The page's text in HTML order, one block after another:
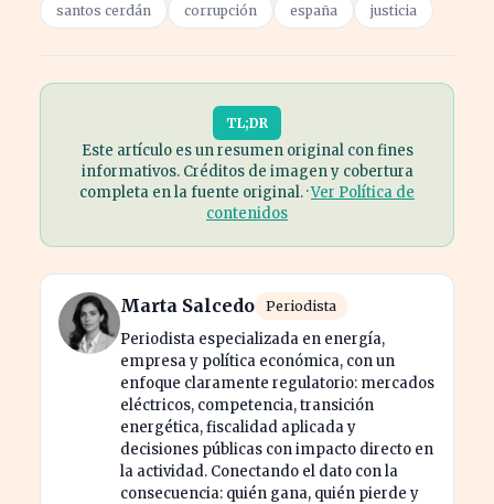
santos cerdán corrupción españa justicia
TL;DR
Este artículo es un resumen original con fines
informativos. Créditos de imagen y cobertura
completa en la fuente original. ·Ver Política de
contenidos
Marta Salcedo Periodista
Periodista especializada en energía,
empresa y política económica, con un
enfoque claramente regulatorio: mercados
eléctricos, competencia, transición
energética, fiscalidad aplicada y
decisiones públicas con impacto directo en
la actividad. Conectando el dato con la
consecuencia: quién gana, quién pierde y